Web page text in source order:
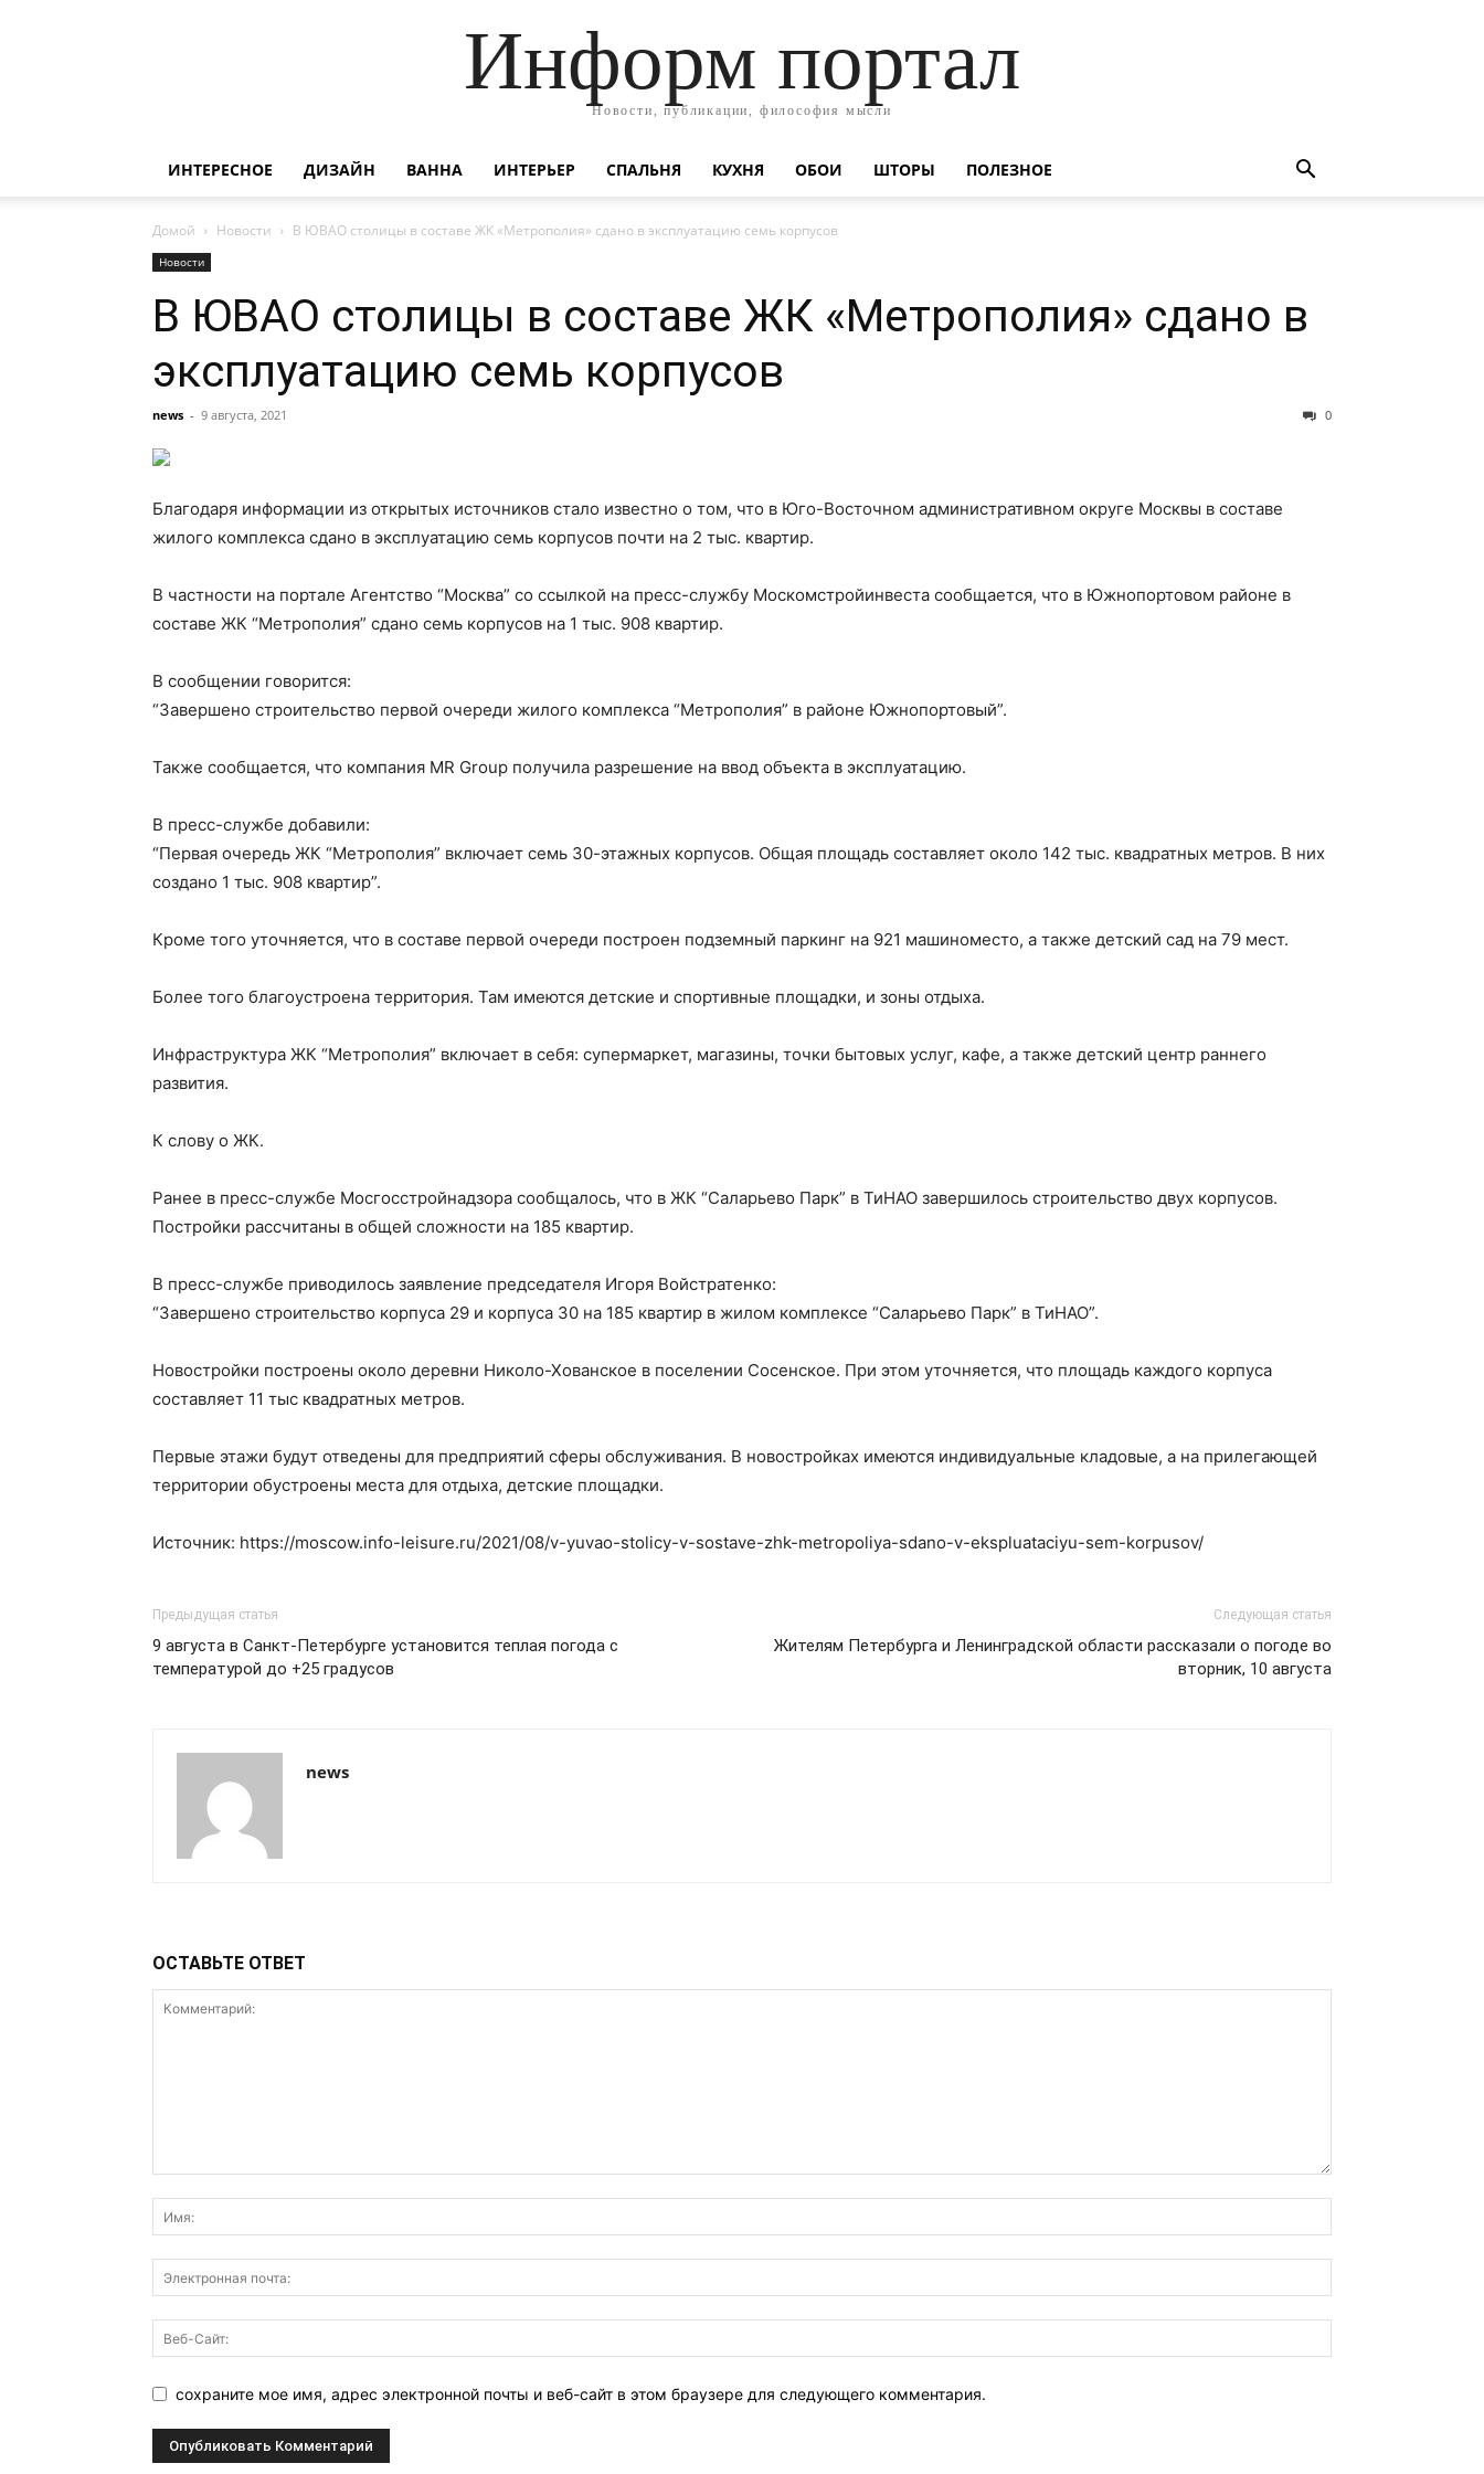
Информ портал
Новости, публикации, философия мысли
ИНТЕРЕСНОЕ ДИЗАЙН ВАННА ИНТЕРЬЕР СПАЛЬНЯ КУХНЯ ОБОИ ШТОРЫ ПОЛЕЗНОЕ
Домой Новости В ЮВАО столицы в составе ЖК «Метрополия» сдано в эксплуатацию семь корпусов
Новости
В ЮВАО столицы в составе ЖК «Метрополия» сдано в
эксплуатацию семь корпусов
news - 9 августа, 2021 0
Благодаря информации из открытых источников стало известно о том, что в Юго-Восточном административном округе Москвы в составе
жилого комплекса сдано в эксплуатацию семь корпусов почти на 2 тыс. квартир.
В частности на портале Агентство “Москва” со ссылкой на пресс-службу Москомстройинвеста сообщается, что в Южнопортовом районе в
составе ЖК “Метрополия” сдано семь корпусов на 1 тыс. 908 квартир.
В сообщении говорится:
“Завершено строительство первой очереди жилого комплекса “Метрополия” в районе Южнопортовый”.
Также сообщается, что компания MR Group получила разрешение на ввод объекта в эксплуатацию.
В пресс-службе добавили:
“Первая очередь ЖК “Метрополия” включает семь 30-этажных корпусов. Общая площадь составляет около 142 тыс. квадратных метров. В них
создано 1 тыс. 908 квартир”.
Кроме того уточняется, что в составе первой очереди построен подземный паркинг на 921 машиноместо, а также детский сад на 79 мест.
Более того благоустроена территория. Там имеются детские и спортивные площадки, и зоны отдыха.
Инфраструктура ЖК “Метрополия” включает в себя: супермаркет, магазины, точки бытовых услуг, кафе, а также детский центр раннего
развития.
К слову о ЖК.
Ранее в пресс-службе Мосгосстройнадзора сообщалось, что в ЖК “Саларьево Парк” в ТиНАО завершилось строительство двух корпусов.
Постройки рассчитаны в общей сложности на 185 квартир.
В пресс-службе приводилось заявление председателя Игоря Войстратенко:
“Завершено строительство корпуса 29 и корпуса 30 на 185 квартир в жилом комплексе “Саларьево Парк” в ТиНАО”.
Новостройки построены около деревни Николо-Хованское в поселении Сосенское. При этом уточняется, что площадь каждого корпуса
составляет 11 тыс квадратных метров.
Первые этажи будут отведены для предприятий сферы обслуживания. В новостройках имеются индивидуальные кладовые, а на прилегающей
территории обустроены места для отдыха, детские площадки.
Источник: https://moscow.info-leisure.ru/2021/08/v-yuvao-stolicy-v-sostave-zhk-metropoliya-sdano-v-ekspluataciyu-sem-korpusov/
Предыдущая статья
9 августа в Санкт-Петербурге установится теплая погода с
температурой до +25 градусов
Следующая статья
Жителям Петербурга и Ленинградской области рассказали о погоде во
вторник, 10 августа
news
ОСТАВЬТЕ ОТВЕТ
сохраните мое имя, адрес электронной почты и веб-сайт в этом браузере для следующего комментария.